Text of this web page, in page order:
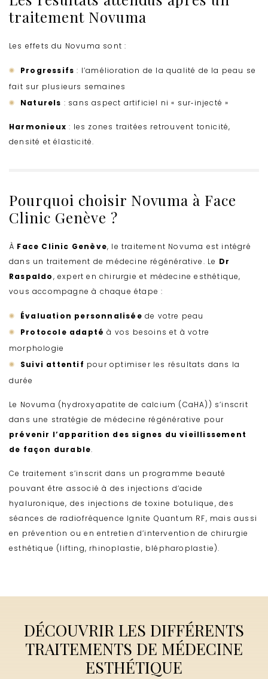
traitement Novuma
Les effets du Novuma sont :
Progressifs : l’amélioration de la qualité de la peau se
fait sur plusieurs semaines
Naturels : sans aspect artificiel ni « sur‑injecté »
Harmonieux : les zones traitées retrouvent tonicité,
densité et élasticité.
Pourquoi choisir Novuma à Face
Clinic Genève ?
À Face Clinic Genève, le traitement Novuma est intégré
dans un traitement de médecine régénérative. Le Dr
Raspaldo, expert en chirurgie et médecine esthétique,
vous accompagne à chaque étape :
Évaluation personnalisée de votre peau
Protocole adapté à vos besoins et à votre
morphologie
Suivi attentif pour optimiser les résultats dans la
durée
Le Novuma (hydroxyapatite de calcium (CaHA)) s’inscrit
dans une stratégie de médecine régénérative pour
prévenir l’apparition des signes du vieillissement
de façon durable.
Ce traitement s’inscrit dans un programme beauté
pouvant être associé à des injections d’acide
hyaluronique, des injections de toxine botulique, des
séances de radiofréquence Ignite Quantum RF, mais aussi
en prévention ou en entretien d’intervention de chirurgie
esthétique (lifting, rhinoplastie, blépharoplastie).
DÉCOUVRIR LES DIFFÉRENTS
TRAITEMENTS DE MÉDECINE
ESTHÉTIQUE